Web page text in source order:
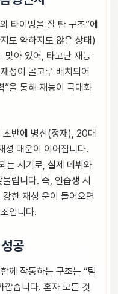
타이밍을 잘 탄 구조”에
도 약하지도 않은 상태)
맞아 있어, 타고난 재능
성이 골고루 배치되어
”을 통해 재능이 극대화
반에 병신(정재), 20대
성 대운이 이어집니다.
는 시기로, 실제 데뷔와
립니다. 즉, 연습생 시
한 재성 운이 들어오면
입니다.
공
께 작동하는 구조는 “팀
깝습니다. 혼자 모든 것